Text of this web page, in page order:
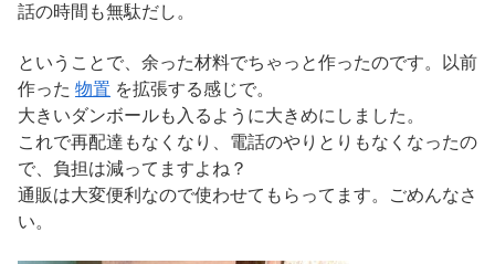
話の時間も無駄だし。
ということで、余った材料でちゃっと作ったのです。以前
作った 物置 を拡張する感じで。
大きいダンボールも入るように大きめにしました。
これで再配達もなくなり、電話のやりとりもなくなったの
で、負担は減ってますよね？
通販は大変便利なので使わせてもらってます。ごめんなさ
い。